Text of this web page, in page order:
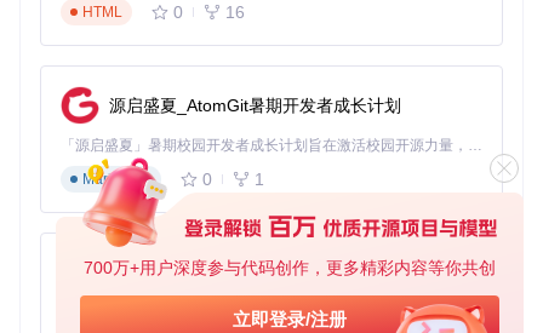
700万+用户深度参与代码创作，更多精彩内容等你共创
立即登录/注册
首先，确保你的系统环境满足要求。WeChatFerry支持Windo
ws、macOS和Linux等主流操作系统，Python版本建议3.7及
以上。
接下来，获取项目代码。你可以通过以下命令克隆WeChatFer
ry仓库：
git clone
进入项目目录后，安装所需的依赖包：
WeChatFerry
HTML
0 16
源启盛夏_AtomGit暑期开发者成长计划
「源启盛夏」暑期校园开发者成长计划旨在激活校园开源力量，通过积分激励、认证扶持、资源倾斜等形式，引导高校组织和开发者完成「入驻 — 建项目 — 做贡献 — 获认证 — 得资源」的完整闭环。无论你是想带领社团入驻平台的组织者，还是希望用代码贡献证明自己的开发者，都能在这里找到属于你的成长路径。
Markdown
0 1
AionUi
免费、本地、开源的 24/7 全天候 Cowork 应用，以及适用于 Gemini CLI、Claude Code、Codex、OpenCode、Qwen Code、Goose CLI、Auggie 等的 OpenClaw | 🌟 喜欢就点star吧